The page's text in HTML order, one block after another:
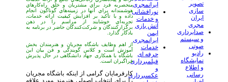
منحصربه فرد براي مشتريان و خلق راه‌كارهاي
هوشمندانه براي آنها در زمينه‌هاي گوناگون انجام
داده و با تأكيد بر افزايش كيفيت ارائه خدمات،
تجربه‌اي خوشايند از مراسم را در ذهن
برگزاركنندگان و شركت‌كنندگان حاضر در برنامه به
يادگار گذارد.
از اهم وظایف باشگاه مجریان و هنرمندان بخش
آموزش است و کلاس گویندگی و فن بیان این
باشگاه با همکاری جهاد دانشگاهی در حال پذیرش
فراگیران است.
کارفرمایان گرامی از اینکه باشگاه مجریان
را برای انتخاب اصولی هنرمند مورد علاقه
ایرانمجری
نورافشانی
و خدمات
آتش بازی
ایمن
ایرانمجری
خدمات
حرفه ای
فیلمبرداری
و
عکسبرداری
تصویر
سازی
ایران
مجری
صدابرداری
و سیستم
صوتی
رادیو
نمایشگاه
و اطلاع
رسانی